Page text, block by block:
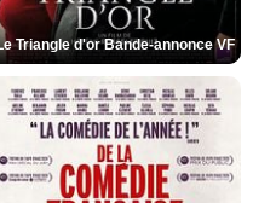
Triangle d'or Bande-annonce VF